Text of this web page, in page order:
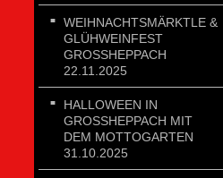
WEIHNACHTSMÄRKTLE &
GLÜHWEINFEST
GROSSHEPPACH 2
2.11.2025
HALLOWEEN IN
GROSSHEPPACH MIT D
EM MOTTOGARTEN 3
1.10.2025